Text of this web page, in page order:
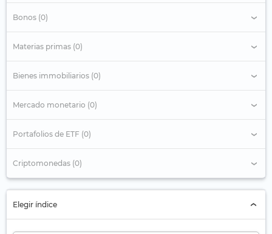
Bonos (0)
Materias primas (0)
Bienes immobiliarios (0)
Mercado monetario (0)
Portafolios de ETF (0)
Criptomonedas (0)
Elegir índice